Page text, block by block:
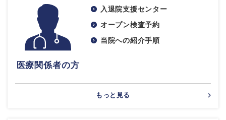
医療関係者の方
入退院支援センター
オープン検査予約
当院への紹介手順
もっと見る